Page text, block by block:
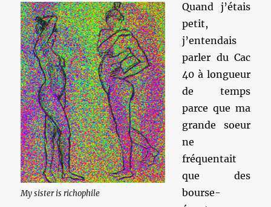
My sister is richophile
Quand j’étais
petit,
j’entendais
parler du Cac
40 à longueur
de temps
parce que ma
grande soeur
ne
fréquentait
que des
bourse-